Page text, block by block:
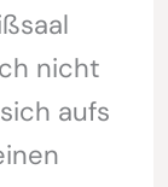
nicht
aufs